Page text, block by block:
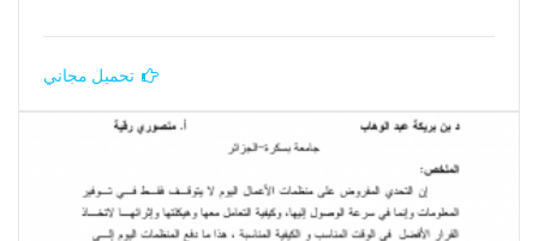
تحميل مجاني